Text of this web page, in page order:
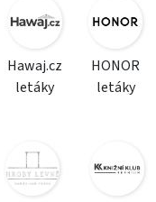
Hawaj.cz
letáky
HONOR
letáky